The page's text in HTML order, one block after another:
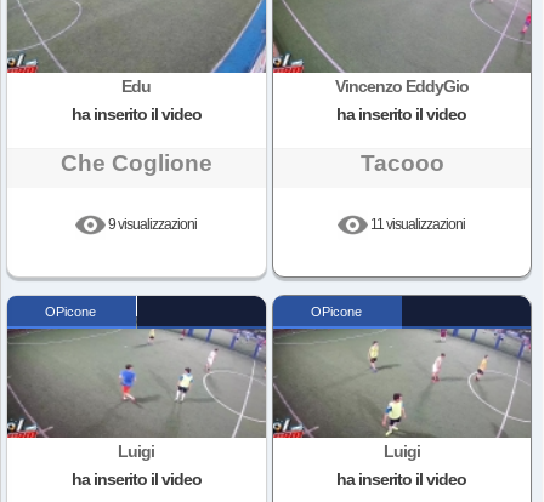
Edu
ha inserito il video
Che Coglione
9 visualizzazioni
Vincenzo EddyGio
ha inserito il video
Tacooo
11 visualizzazioni
OPicone
Luigi
ha inserito il video
OPicone
Luigi
ha inserito il video